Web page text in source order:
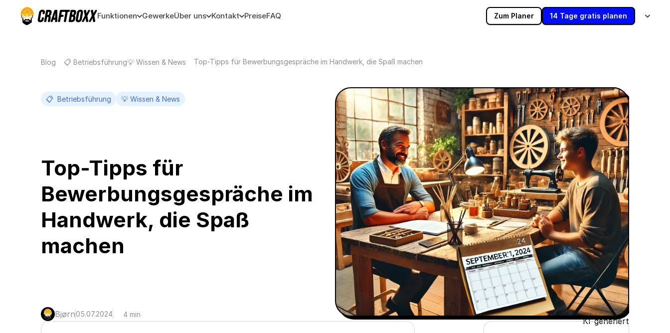
Funktionen GewerkeÜber uns Kontakt PreiseFAQ Zum Planer 14 Tage gratis planen
Blog 📋 Betriebsführung💡 Wissen & News Top-Tipps für Bewerbungsgespräche im Handwerk, die Spaß machen
📋  Betriebsführung 💡 Wissen & News
Top-Tipps für
Bewerbungsgespräche im
Handwerk, die Spaß
machen
Bjørn05.07.2024 4 min
KI-generiert